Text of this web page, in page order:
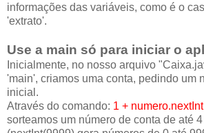
informações das variáveis, como é o
'extrato'.
Use a main só para iniciar o
Inicialmente, no nosso arquivo
'main', criamos uma conta, pedindo um
inicial.
Através do comando: 1 +
sorteamos um número de conta de até